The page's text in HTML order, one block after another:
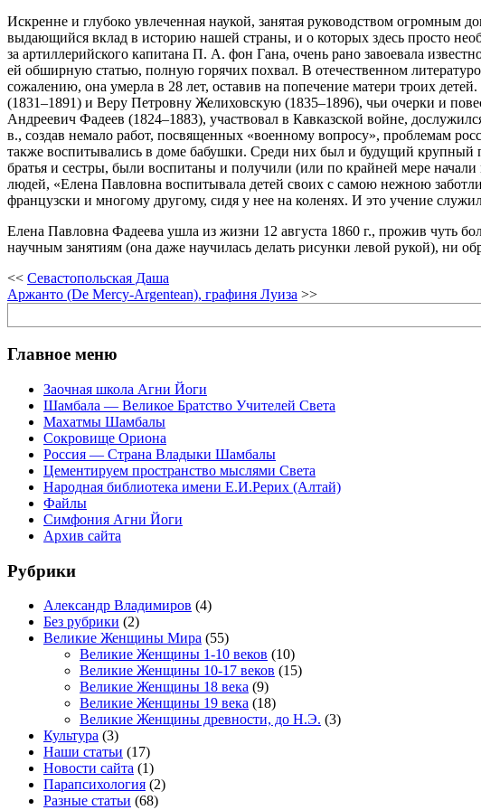
Искренне и глубоко увлеченная наукой, занятая руководством огромным
выдающийся вклад в историю нашей страны, и о которых здесь просто
за артиллерийского капитана П. А. фон Гана, очень рано завоевала
ей обширную статью, полную горячих похвал. В отечественном
сожалению, она умерла в 28 лет, оставив на попечение матери троих
(1831–1891) и Веру Петровну Желиховскую (1835–1896), чьи очерки и
Андреевич Фадеев (1824–1883), участвовал в Кавказской войне,
в., создав немало работ, посвященных «военному вопросу», проблемам
также воспитывались в доме бабушки. Среди них был и будущий крупный
братья и сестры, были воспитаны и получили (или по крайней мере
людей, «Елена Павловна воспитывала детей своих с самою нежною
французски и многому другому, сидя у нее на коленях. И это учение
Елена Павловна Фадеева ушла из жизни 12 августа 1860 г., прожив чуть
научным занятиям (она даже научилась делать рисунки левой рукой), ни
<< Севастопольская Даша
Аржанто (De Mercy-Argentean), графиня Луиза >>
Главное меню
Заочная школа Агни Йоги
Шамбала — Великое Братство Учителей Света
Махатмы Шамбалы
Сокровище Ориона
Россия — Страна Владыки Шамбалы
Цементируем пространство мыслями Света
Народная библиотека имени Е.И.Рерих (Алтай)
Файлы
Симфония Агни Йоги
Архив сайта
Рубрики
Александр Владимиров (4)
Без рубрики (2)
Великие Женщины Мира (55)
Великие Женщины 1-10 веков (10)
Великие Женщины 10-17 веков (15)
Великие Женщины 18 века (9)
Великие Женщины 19 века (18)
Великие Женщины древности, до Н.Э. (3)
Культура (3)
Наши статьи (17)
Новости сайта (1)
Парапсихология (2)
Разные статьи (68)